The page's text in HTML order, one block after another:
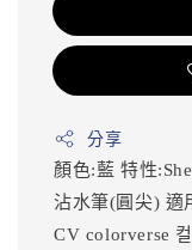
分享
顏色:藍 特性
沾水筆(圓尖) 適
CV colorverse